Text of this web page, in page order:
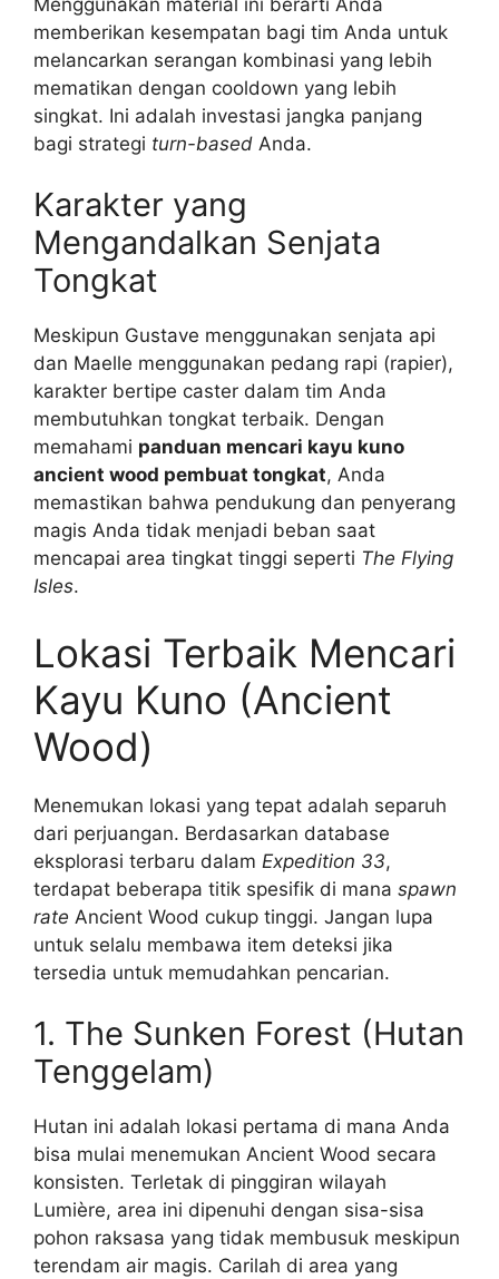
memberikan kesempatan bagi tim Anda untuk
melancarkan serangan kombinasi yang lebih
mematikan dengan cooldown yang lebih
singkat. Ini adalah investasi jangka panjang
bagi strategi turn-based Anda.
Karakter yang
Mengandalkan Senjata
Tongkat
Meskipun Gustave menggunakan senjata api
dan Maelle menggunakan pedang rapi (rapier),
karakter bertipe caster dalam tim Anda
membutuhkan tongkat terbaik. Dengan
memahami panduan mencari kayu kuno
ancient wood pembuat tongkat, Anda
memastikan bahwa pendukung dan penyerang
magis Anda tidak menjadi beban saat
mencapai area tingkat tinggi seperti The Flying
Isles.
Lokasi Terbaik Mencari
Kayu Kuno (Ancient
Wood)
Menemukan lokasi yang tepat adalah separuh
dari perjuangan. Berdasarkan database
eksplorasi terbaru dalam Expedition 33,
terdapat beberapa titik spesifik di mana spawn
rate Ancient Wood cukup tinggi. Jangan lupa
untuk selalu membawa item deteksi jika
tersedia untuk memudahkan pencarian.
1. The Sunken Forest (Hutan
Tenggelam)
Hutan ini adalah lokasi pertama di mana Anda
bisa mulai menemukan Ancient Wood secara
konsisten. Terletak di pinggiran wilayah
Lumière, area ini dipenuhi dengan sisa-sisa
pohon raksasa yang tidak membusuk meskipun
terendam air magis. Carilah di area yang